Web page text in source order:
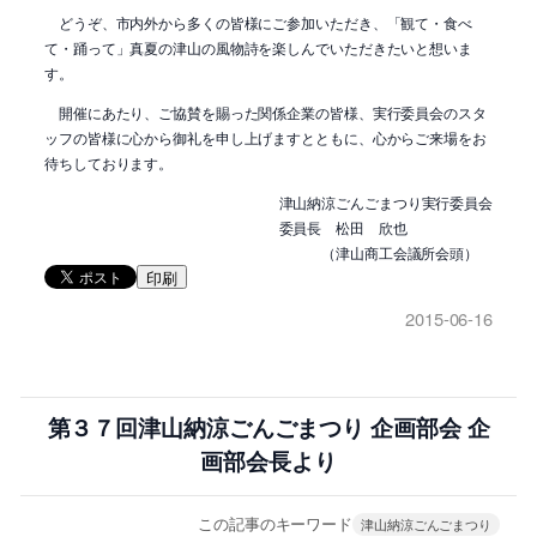
どうぞ、市内外から多くの皆様にご参加いただき、「観て・食べ
て・踊って」真夏の津山の風物詩を楽しんでいただきたいと想いま
す。
開催にあたり、ご協賛を賜った関係企業の皆様、実行委員会のスタ
ッフの皆様に心から御礼を申し上げますとともに、心からご来場をお
待ちしております。
津山納涼ごんごまつり実行委員会
委員長 松田 欣也
（津山商工会議所会頭）
印刷
2015-06-16
第３７回津山納涼ごんごまつり 企画部会 企
画部会長より
この記事のキーワード 津山納涼ごんごまつり